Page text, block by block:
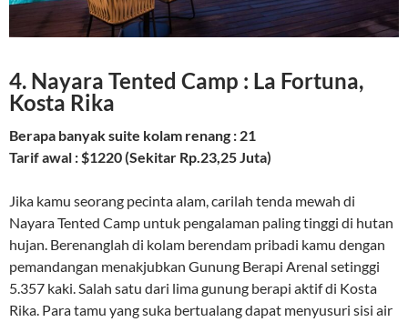
4. Nayara Tented Camp : La Fortuna,
Kosta Rika
Berapa banyak suite kolam renang : 21
Tarif awal : $1220 (Sekitar Rp.23,25 Juta)
Jika kamu seorang pecinta alam, carilah tenda mewah di
Nayara Tented Camp untuk pengalaman paling tinggi di hutan
hujan. Berenanglah di kolam berendam pribadi kamu dengan
pemandangan menakjubkan Gunung Berapi Arenal setinggi
5.357 kaki. Salah satu dari lima gunung berapi aktif di Kosta
Rika. Para tamu yang suka bertualang dapat menyusuri sisi air